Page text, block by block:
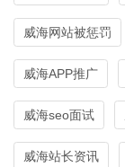
威海网站被惩罚
威海APP推广
威海seo面试
威海站长资讯